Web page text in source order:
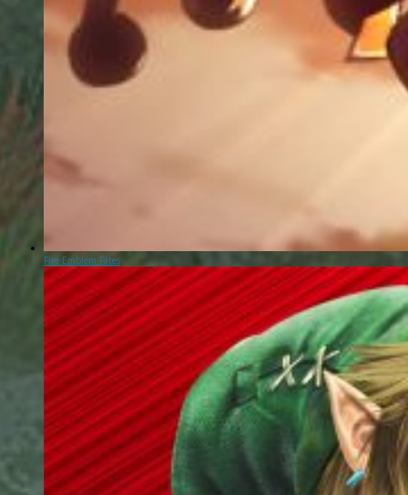
Fire Emblem Fates